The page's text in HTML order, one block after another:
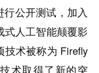
公开测试，加入
式人工智能颠覆影
技术被称为 Firefly
术取得了新的突